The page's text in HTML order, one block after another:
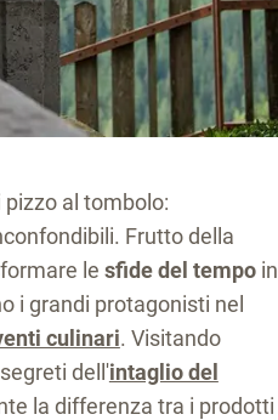
al tombolo:
Frutto della
le sfide del tempo in
i grandi protagonisti nel
culinari. Visitando
dell'intaglio del
la differenza tra i prodotti